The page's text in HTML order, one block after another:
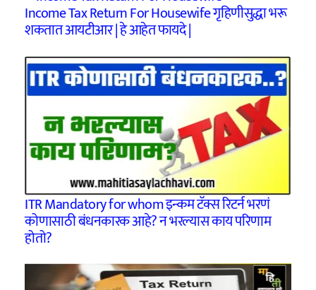
Income Tax Return For Housewife गृहिणीसुद्धा भरू
शकतात आयटीआर | हे आहेत फायदे |
ITR Mandatory for whom इन्कम टॅक्स रिटर्न भरणं
कोणासाठी बंधनकारक आहे? न भरल्यास काय परिणाम
होतो?